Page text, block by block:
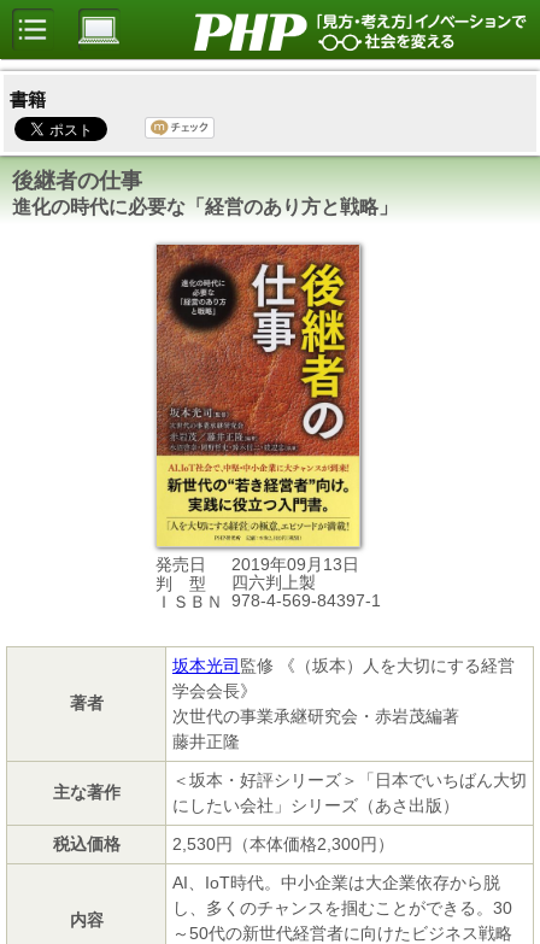
書籍
後継者の仕事
進化の時代に必要な「経営のあり方と戦略」
発売日
2019年09月13日
判 型
四六判上製
ＩＳＢＮ
978-4-569-84397-1
著者
坂本光司 監修 《（坂本）人を大切にする経営
学会会長》
次世代の事業承継研究会・赤岩茂編著
藤井正隆
主な著作
＜坂本・好評シリーズ＞「日本でいちばん大切
にしたい会社」シリーズ（あさ出版）
税込価格
2,530円（本体価格2,300円）
内容
AI、IoT時代。中小企業は大企業依存から脱
し、多くのチャンスを掴むことができる。30
～50代の新世代経営者に向けたビジネス戦略